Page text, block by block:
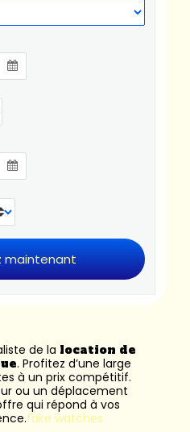
de la location de
. Profitez d’une large
à un prix compétitif.
ou un déplacement
qui répond à vos
fake watches